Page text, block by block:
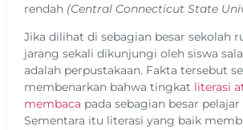
rendah (Central Connecticut State
Jika dilihat di sebagian besar sekolah
jarang sekali dikunjungi oleh siswa
adalah perpustakaan. Fakta tersebut
membenarkan bahwa tingkat literasi
membaca pada sebagian besar
Sementara itu literasi yang baik